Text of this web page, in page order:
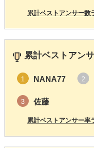
累計ベストアンサー数
累計ベストアン
1 NANA77 2
3 佐藤
累計ベストアンサー率